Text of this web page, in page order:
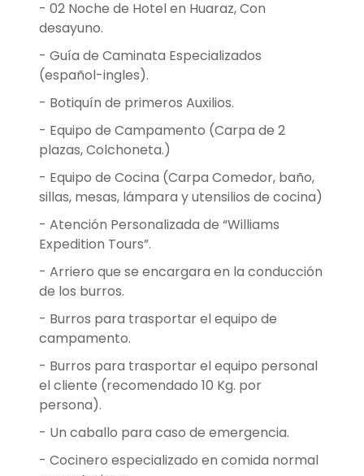
- 02 Noche de Hotel en Huaraz, Con
desayuno.
- Guía de Caminata Especializados
(español-ingles).
- Botiquín de primeros Auxilios.
- Equipo de Campamento (Carpa de 2
plazas, Colchoneta.)
- Equipo de Cocina (Carpa Comedor, baño,
sillas, mesas, lámpara y utensilios de cocina)
- Atención Personalizada de “Williams
Expedition Tours”.
- Arriero que se encargara en la conducción
de los burros.
- Burros para trasportar el equipo de
campamento.
- Burros para trasportar el equipo personal
el cliente (recomendado 10 Kg. por
persona).
- Un caballo para caso de emergencia.
- Cocinero especializado en comida normal